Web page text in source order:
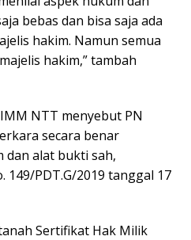
bebas dan bisa saja ada
hakim. Namun semua
hakim,” tambah
NTT menyebut PN
secara benar
dan alat bukti sah,
149/PDT.G/2019 tanggal 17
Sertifikat Hak Milik